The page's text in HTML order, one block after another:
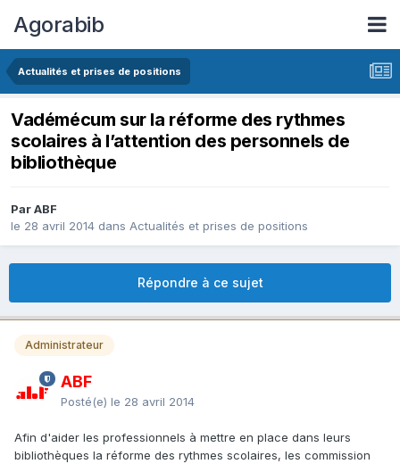
Agorabib
Actualités et prises de positions
Vadémécum sur la réforme des rythmes
scolaires à l’attention des personnels de
bibliothèque
Par ABF
le 28 avril 2014 dans Actualités et prises de positions
Répondre à ce sujet
Administrateur
ABF
Posté(e) le 28 avril 2014
Afin d'aider les professionnels à mettre en place dans leurs
bibliothèques la réforme des rythmes scolaires, les commission